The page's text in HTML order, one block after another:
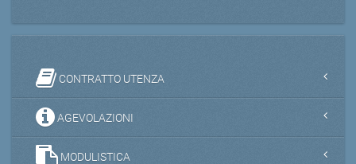
CONTRATTO UTENZA
AGEVOLAZIONI
MODULISTICA